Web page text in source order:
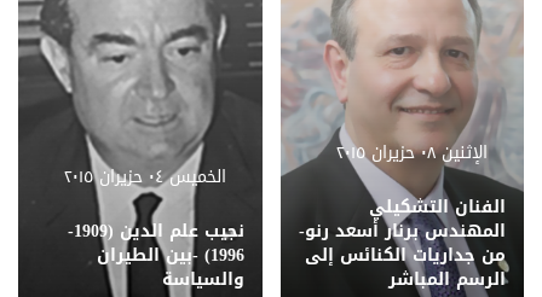
الإثنين ٠٨ حزيران ٢٠١٥
​الفنان التشكيلي
المهندس برنار أسعد رنو-
من جداريات الكنائس إلى
الرسم المباشر
الخميس ٠٤ حزيران ٢٠١٥
نجيب علم الدين (1909-
1996) -بين الطيران
والسياسة